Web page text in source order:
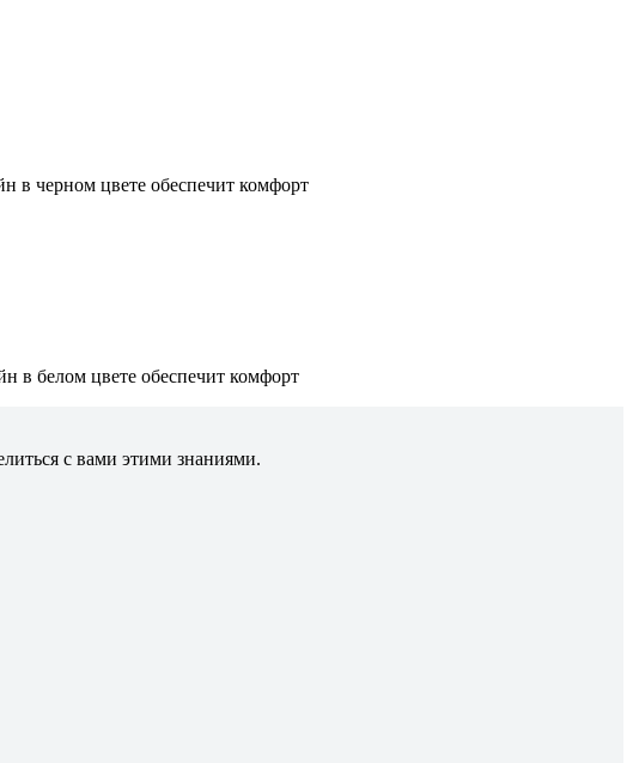
в черном цвете обеспечит комфорт
в белом цвете обеспечит комфорт
с вами этими знаниями.